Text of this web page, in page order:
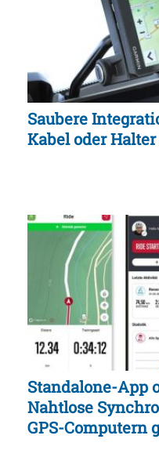
Saubere
Kabel oder
Standalone-App
Nahtlose
GPS-Computern